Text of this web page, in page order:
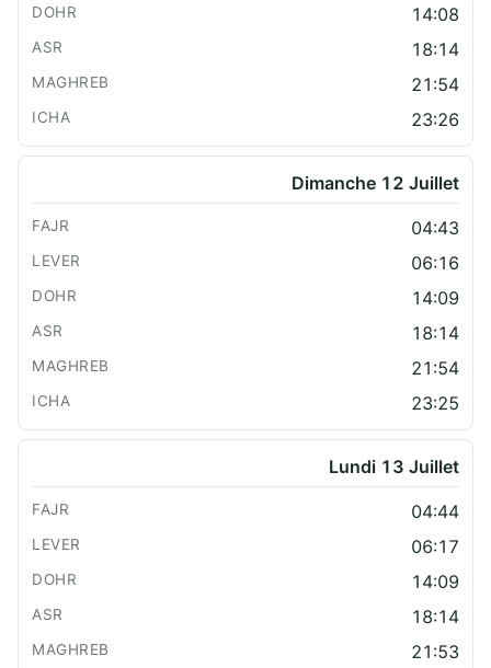
14:08
18:14
21:54
23:26
Dimanche 12 Juillet
04:43
06:16
14:09
18:14
21:54
23:25
Lundi 13 Juillet
04:44
06:17
14:09
18:14
21:53